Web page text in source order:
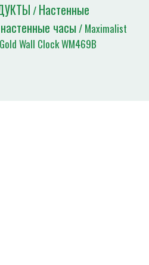
/ Настенные
часы/ Maximalist
Wall Clock WM469B